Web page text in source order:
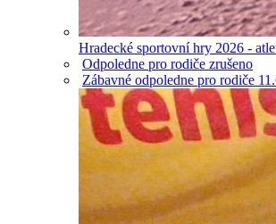
Hradecké sportovní hry 2026 -
Odpoledne pro rodiče zrušeno
Zábavné odpoledne pro rodiče